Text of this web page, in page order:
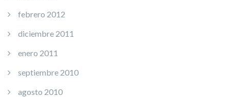
febrero 2012
diciembre 2011
enero 2011
septiembre 2010
agosto 2010